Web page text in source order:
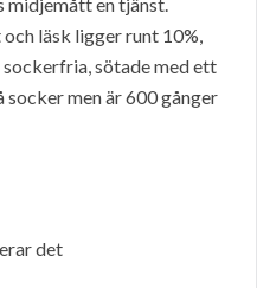
läsk ligger runt 10%,
sötade med ett
socker men är 600 gånger
det